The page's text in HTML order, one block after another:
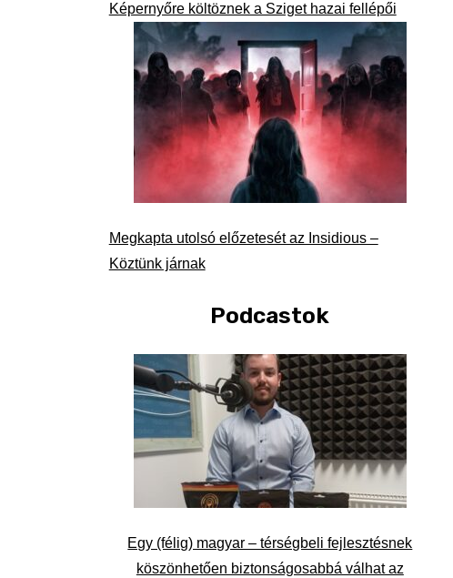
Képernyőre költöznek a Sziget hazai fellépői
Megkapta utolsó előzetesét az Insidious –
Köztünk járnak
Podcastok
Egy (félig) magyar – térségbeli fejlesztésnek
köszönhetően biztonságosabbá válhat az